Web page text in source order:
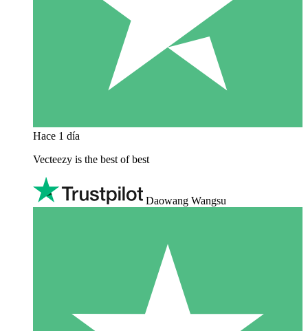
Hace 1 día
Vecteezy is the best of best
Daowang Wangsu